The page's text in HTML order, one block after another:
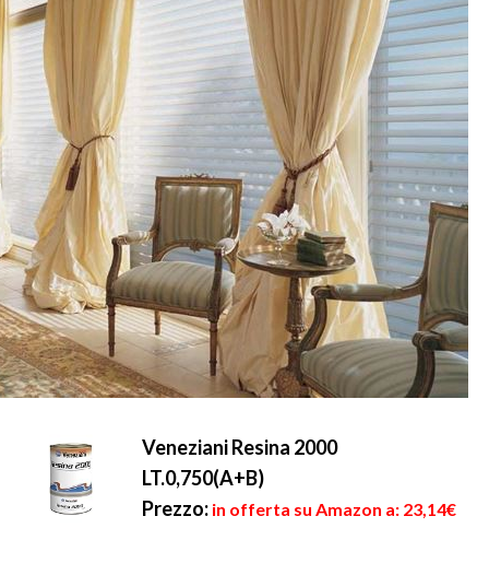
Veneziani Resina 2000
LT.0,750(A+B)
Prezzo: in offerta su Amazon a: 23,14€